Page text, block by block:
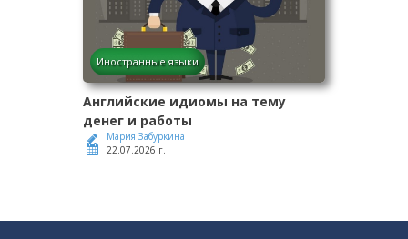
Иностранные языки
Английские идиомы на тему
денег и работы
Мария Забуркина
22.07.2026 г.